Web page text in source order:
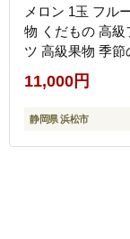
メロン 1玉 フル
物 くだもの 高級
ツ 高級果物 季節
ーツ 季節の果物
ルーツ 旬の果物
メロン 青肉 めろ
県 浜松市 【配送
11,000円
静岡県 浜松市